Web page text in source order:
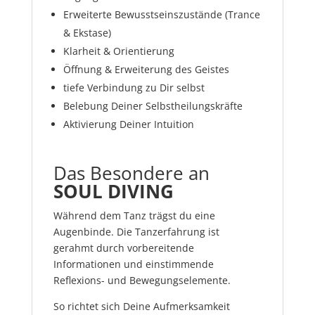
Erweiterte Bewusstseinszustände (Trance
& Ekstase)
Klarheit & Orientierung
Öffnung & Erweiterung des Geistes
tiefe Verbindung zu Dir selbst
Belebung Deiner Selbstheilungskräfte
Aktivierung Deiner Intuition
Das Besondere an
SOUL DIVING
Während dem Tanz trägst du eine
Augenbinde. Die Tanzerfahrung ist
gerahmt durch vorbereitende
Informationen und einstimmende
Reflexions- und Bewegungselemente.
So richtet sich Deine Aufmerksamkeit